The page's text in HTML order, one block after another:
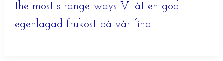
the most strange ways Vi åt en god
egenlagad frukost på vår fina